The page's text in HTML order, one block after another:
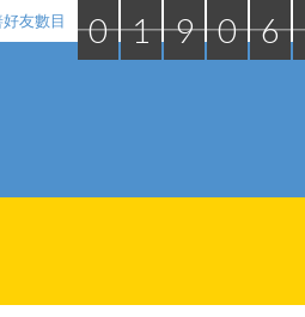
友數目 0 1 9 0 6